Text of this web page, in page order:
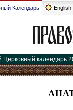
Календарь English
Церковный календарь